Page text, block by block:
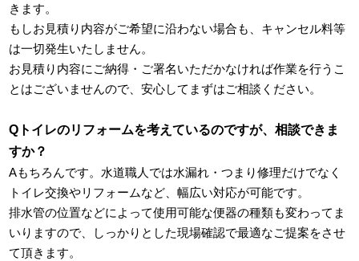
きます。
もしお見積り内容がご希望に沿わない場合も、キャンセル料等
は一切発生いたしません。
お見積り内容にご納得・ご署名いただかなければ作業を行うこ
とはございませんので、安心してまずはご相談ください。
Qトイレのリフォームを考えているのですが、相談できま
すか？
Aもちろんです。水道職人では水漏れ・つまり修理だけでなく
トイレ交換やリフォームなど、幅広い対応が可能です。
排水管の位置などによって使用可能な便器の種類も変わってま
いりますので、しっかりとした現場確認で最適なご提案をさせ
て頂きます。